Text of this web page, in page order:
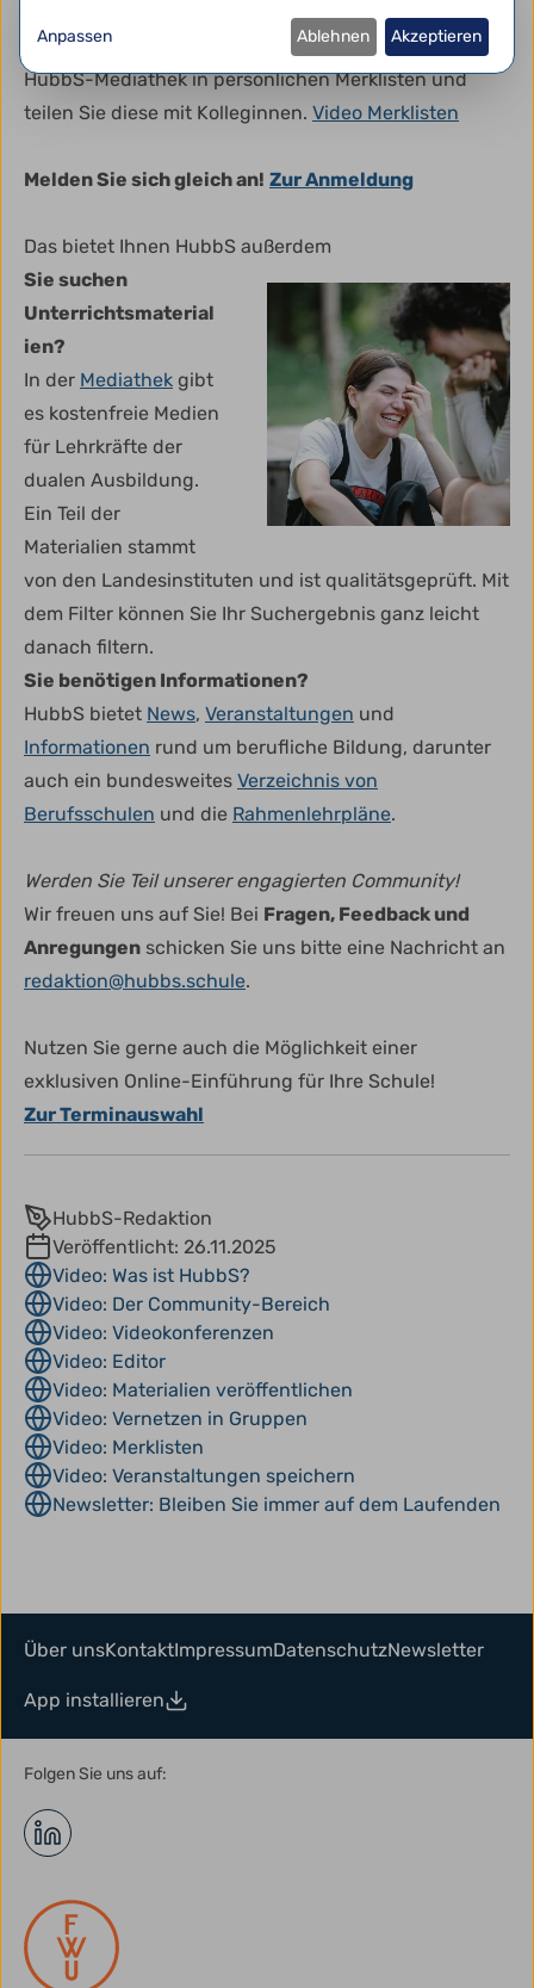
Praktisch: Speichern Sie interessante Inhalte aus der
HubbS-Mediathek in persönlichen Merklisten und
teilen Sie diese mit Kolleginnen. Video Merklisten
Melden Sie sich gleich an! Zur Anmeldung
Das bietet Ihnen HubbS außerdem
Sie suchen
Unterrichtsmaterial
ien?
In der Mediathek gibt
es kostenfreie Medien
für Lehrkräfte der
dualen Ausbildung.
Ein Teil der
Materialien stammt
von den Landesinstituten und ist qualitätsgeprüft. Mit
dem Filter können Sie Ihr Suchergebnis ganz leicht
danach filtern.
Sie benötigen Informationen?
HubbS bietet News, Veranstaltungen und
Informationen rund um berufliche Bildung, darunter
auch ein bundesweites Verzeichnis von
Berufsschulen und die Rahmenlehrpläne.
Werden Sie Teil unserer engagierten Community!
Wir freuen uns auf Sie! Bei Fragen, Feedback und
Anregungen schicken Sie uns bitte eine Nachricht an
redaktion@hubbs.schule.
Nutzen Sie gerne auch die Möglichkeit einer
exklusiven Online-Einführung für Ihre Schule!
Zur Terminauswahl
HubbS-Redaktion
Veröffentlicht: 26.11.2025
Video: Was ist HubbS?
Video: Der Community-Bereich
Video: Videokonferenzen
Video: Editor
Video: Materialien veröffentlichen
Video: Vernetzen in Gruppen
Video: Merklisten
Video: Veranstaltungen speichern
Newsletter: Bleiben Sie immer auf dem Laufenden
Über unsKontaktImpressumDatenschutzNewsletter
App installieren
Folgen Sie uns auf:
Anpassen Ablehnen Akzeptieren